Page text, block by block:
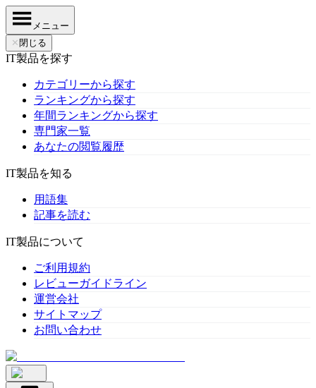
メニュー
✕ 閉じる
IT製品を探す
カテゴリーから探す
ランキングから探す
年間ランキングから探す
専門家一覧
あなたの閲覧履歴
IT製品を知る
用語集
記事を読む
IT製品について
ご利用規約
レビューガイドライン
運営会社
サイトマップ
お問い合わせ